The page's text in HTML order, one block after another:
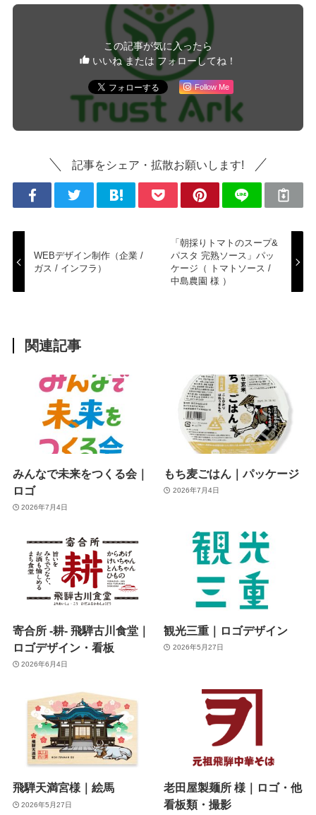
この記事が気に入ったら
いいね または フォローしてね！
Follow Me
記事をシェア・拡散お願いします!
WEBデザイン制作（企業 /
ガス / インフラ）
「朝採りトマトのスープ&
パスタ 完熟ソース」パッ
ケージ（ トマトソース /
中島農園 様 ）
関連記事
みんなで未来をつくる会｜
ロゴ
2026年7月4日
もち麦ごはん｜パッケージ
2026年7月4日
寄合所 -耕- 飛騨古川食堂｜
ロゴデザイン・看板
2026年6月4日
観光三重｜ロゴデザイン
2026年5月27日
飛騨天満宮様｜絵馬
2026年5月27日
老田屋製麺所 様｜ロゴ・他
看板類・撮影